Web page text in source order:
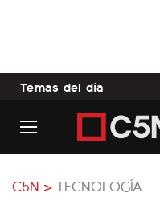
Temas del día
C5N > TECNOLOGÍA